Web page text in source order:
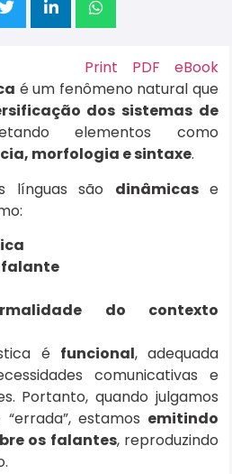
Print PDF
eBook
é um fenômeno natural que
dos sistemas de
elementos como
morfologia e sintaxe.
línguas são dinâmicase
falante
do contexto
é funcional, adequada
comunicativas e
Portanto, quando julgamos
estamos emitindo
os falantes, reproduzindo